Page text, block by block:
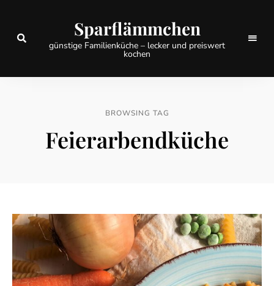
Sparflämmchen
günstige Familienküche – lecker und preiswert
kochen
BROWSING TAG
Feierarbendküche